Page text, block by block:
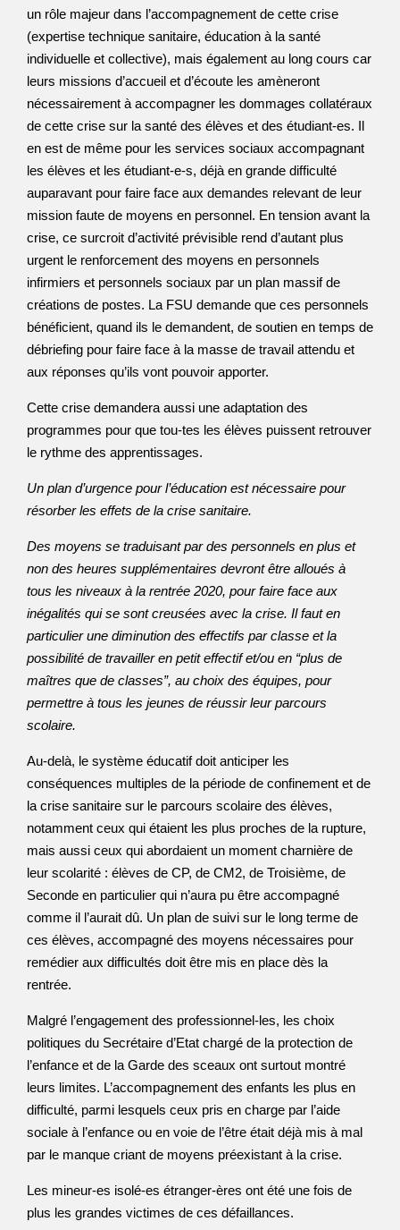
un rôle majeur dans l’accompagnement de cette crise
(expertise technique sanitaire, éducation à la santé
individuelle et collective), mais également au long cours car
leurs missions d’accueil et d’écoute les amèneront
nécessairement à accompagner les dommages collatéraux
de cette crise sur la santé des élèves et des étudiant-es. Il
en est de même pour les services sociaux accompagnant
les élèves et les étudiant-e-s, déjà en grande difficulté
auparavant pour faire face aux demandes relevant de leur
mission faute de moyens en personnel. En tension avant la
crise, ce surcroit d’activité prévisible rend d’autant plus
urgent le renforcement des moyens en personnels
infirmiers et personnels sociaux par un plan massif de
créations de postes. La FSU demande que ces personnels
bénéficient, quand ils le demandent, de soutien en temps de
débriefing pour faire face à la masse de travail attendu et
aux réponses qu’ils vont pouvoir apporter.
Cette crise demandera aussi une adaptation des
programmes pour que tou-tes les élèves puissent retrouver
le rythme des apprentissages.
Un plan d’urgence pour l’éducation est nécessaire pour
résorber les effets de la crise sanitaire.
Des moyens se traduisant par des personnels en plus et
non des heures supplémentaires devront être alloués à
tous les niveaux à la rentrée 2020, pour faire face aux
inégalités qui se sont creusées avec la crise. Il faut en
particulier une diminution des effectifs par classe et la
possibilité de travailler en petit effectif et/ou en “plus de
maîtres que de classes”, au choix des équipes, pour
permettre à tous les jeunes de réussir leur parcours
scolaire.
Au-delà, le système éducatif doit anticiper les
conséquences multiples de la période de confinement et de
la crise sanitaire sur le parcours scolaire des élèves,
notamment ceux qui étaient les plus proches de la rupture,
mais aussi ceux qui abordaient un moment charnière de
leur scolarité : élèves de CP, de CM2, de Troisième, de
Seconde en particulier qui n’aura pu être accompagné
comme il l’aurait dû. Un plan de suivi sur le long terme de
ces élèves, accompagné des moyens nécessaires pour
remédier aux difficultés doit être mis en place dès la
rentrée.
Malgré l’engagement des professionnel-les, les choix
politiques du Secrétaire d’Etat chargé de la protection de
l’enfance et de la Garde des sceaux ont surtout montré
leurs limites. L’accompagnement des enfants les plus en
difficulté, parmi lesquels ceux pris en charge par l’aide
sociale à l’enfance ou en voie de l’être était déjà mis à mal
par le manque criant de moyens préexistant à la crise.
Les mineur-es isolé-es étranger-ères ont été une fois de
plus les grandes victimes de ces défaillances.